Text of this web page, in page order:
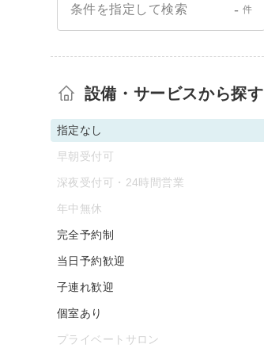
条件を指定して検索 - 件
設備・サービスから探す
指定なし
早朝受付可
深夜受付可・24時間営業
年中無休
完全予約制
当日予約歓迎
子連れ歓迎
個室あり
プライベートサロン